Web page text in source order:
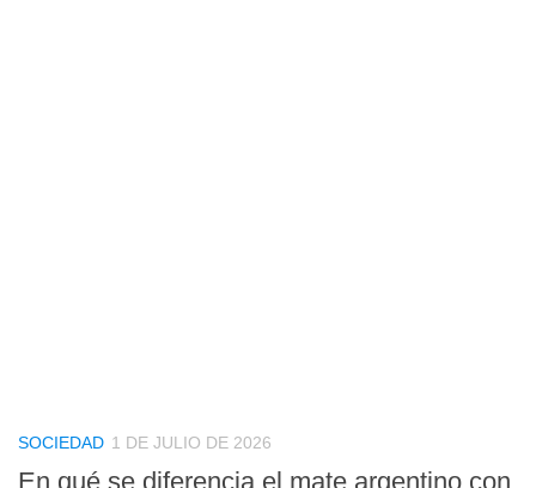
SOCIEDAD 1 DE JULIO DE 2026
En qué se diferencia el mate argentino con